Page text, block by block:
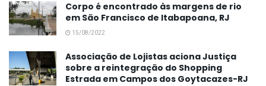
Corpo é encontrado às margens de rio
em São Francisco de Itabapoana, RJ
15/08/2022
Associação de Lojistas aciona Justiça
sobre a reintegração do Shopping
Estrada em Campos dos Goytacazes-RJ